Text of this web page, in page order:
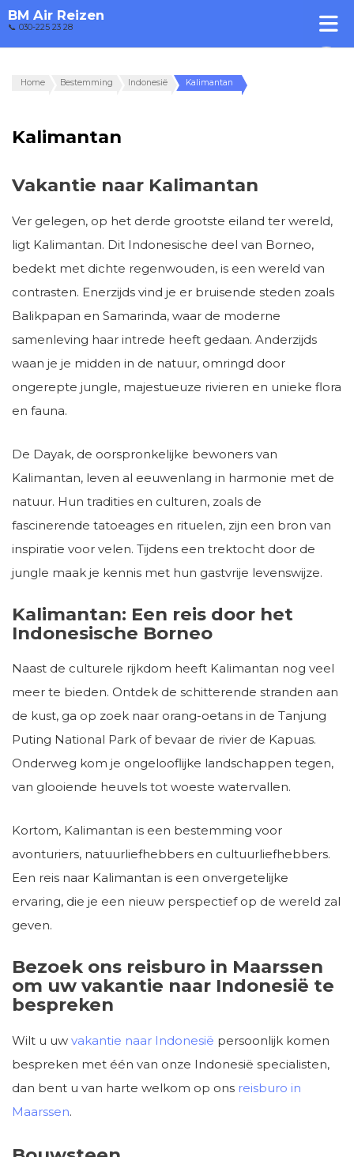
BM Air Reizen
📞 030-225 23 28
Home Bestemming Indonesië Kalimantan
Kalimantan
Vakantie naar Kalimantan
Ver gelegen, op het derde grootste eiland ter wereld,
ligt Kalimantan. Dit Indonesische deel van Borneo,
bedekt met dichte regenwouden, is een wereld van
contrasten. Enerzijds vind je er bruisende steden zoals
Balikpapan en Samarinda, waar de moderne
samenleving haar intrede heeft gedaan. Anderzijds
waan je je midden in de natuur, omringd door
ongerepte jungle, majestueuze rivieren en unieke flora
en fauna.
De Dayak, de oorspronkelijke bewoners van
Kalimantan, leven al eeuwenlang in harmonie met de
natuur. Hun tradities en culturen, zoals de
fascinerende tatoeages en rituelen, zijn een bron van
inspiratie voor velen. Tijdens een trektocht door de
jungle maak je kennis met hun gastvrije levenswijze.
Kalimantan: Een reis door het
Indonesische Borneo
Naast de culturele rijkdom heeft Kalimantan nog veel
meer te bieden. Ontdek de schitterende stranden aan
de kust, ga op zoek naar orang-oetans in de Tanjung
Puting National Park of bevaar de rivier de Kapuas.
Onderweg kom je ongelooflijke landschappen tegen,
van glooiende heuvels tot woeste watervallen.
Kortom, Kalimantan is een bestemming voor
avonturiers, natuurliefhebbers en cultuurliefhebbers.
Een reis naar Kalimantan is een onvergetelijke
ervaring, die je een nieuw perspectief op de wereld zal
geven.
Bezoek ons reisburo in Maarssen
om uw vakantie naar Indonesië te
bespreken
Wilt u uw vakantie naar Indonesië persoonlijk komen
bespreken met één van onze Indonesië specialisten,
dan bent u van harte welkom op ons reisburo in
Maarssen.